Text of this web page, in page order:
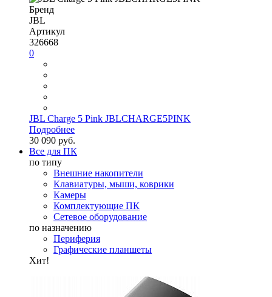
Бренд
JBL
Артикул
326668
0
JBL Charge 5 Pink JBLCHARGE5PINK
Подробнее
30 090 руб.
Все для ПК
по типу
Внешние накопители
Клавиатуры, мыши, коврики
Камеры
Комплектующие ПК
Сетевое оборудование
по назначению
Периферия
Графические планшеты
Хит!